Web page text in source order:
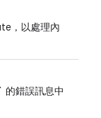
，以處理內
錯誤訊息中